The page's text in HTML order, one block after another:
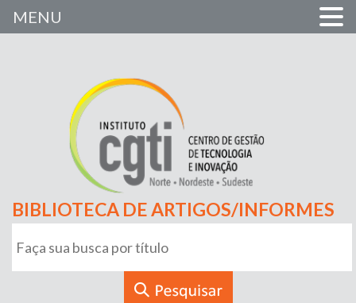
BIBLIOTECA DE ARTIGOS/INFORMES
MENU